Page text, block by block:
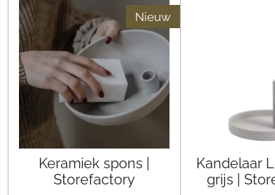
Nieuw
Keramiek spons |
Storefactory
Kandelaar
grijs |